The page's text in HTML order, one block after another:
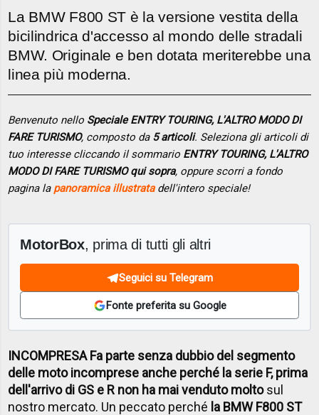
La BMW F800 ST è la versione vestita della
bicilindrica d'accesso al mondo delle stradali
BMW. Originale e ben dotata meriterebbe una
linea più moderna.
Benvenuto nello Speciale ENTRY TOURING, L'ALTRO MODO DI
FARE TURISMO, composto da 5 articoli. Seleziona gli articoli di
tuo interesse cliccando il sommario ENTRY TOURING, L'ALTRO
MODO DI FARE TURISMO qui sopra, oppure scorri a fondo
pagina la panoramica illustratadell'intero speciale!
MotorBox, prima di tutti gli altri
Seguici su Telegram
Fonte preferita su Google
INCOMPRESA Fa parte senza dubbio del segmento
delle moto incomprese anche perché la serie F, prima
dell'arrivo di GS e R non ha mai venduto moltosul
nostro mercato. Un peccato perché la BMW F800 ST